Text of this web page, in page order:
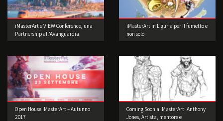
iMasterArt e VIEW Conference, una
Partnership all’Avanguardia
iMasterArt in Liguria per il fumetto e
non solo
Open House iMasterArt – Autunno
2017
Coming Soon a iMasterArt: Anthony
Jones, Artista, mentore e